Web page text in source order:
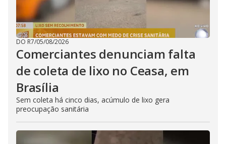
DO R7/05/08/2026
Comerciantes denunciam falta
de coleta de lixo no Ceasa, em
Brasília
Sem coleta há cinco dias, acúmulo de lixo gera
preocupação sanitária